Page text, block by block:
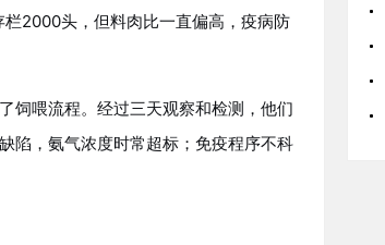
2000头，但料肉比一直偏高，疫病防
饲喂流程。经过三天观察和检测，他们
陷，氨气浓度时常超标；免疫程序不科